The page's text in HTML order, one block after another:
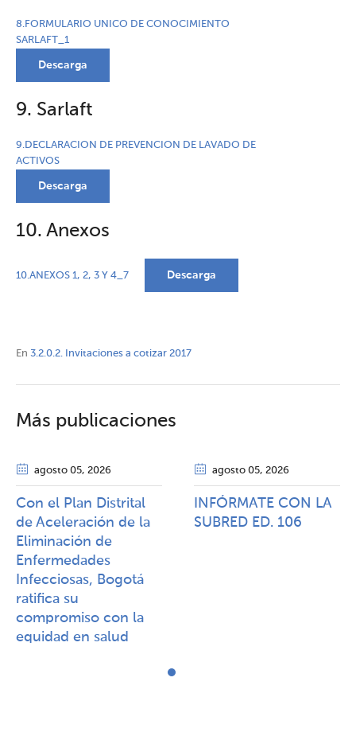
8.FORMULARIO UNICO DE CONOCIMIENTO
SARLAFT_1
Descarga
9. Sarlaft
9.DECLARACION DE PREVENCION DE LAVADO DE
ACTIVOS
Descarga
10. Anexos
10.ANEXOS 1, 2, 3 Y 4_7 Descarga
En 3.2.0.2. Invitaciones a cotizar 2017
Más publicaciones
agosto 05, 2026
Con el Plan Distrital
de Aceleración de la
Eliminación de
Enfermedades
Infecciosas, Bogotá
ratifica su
compromiso con la
equidad en salud
agosto 05, 2026
INFÓRMATE CON LA
SUBRED ED. 106